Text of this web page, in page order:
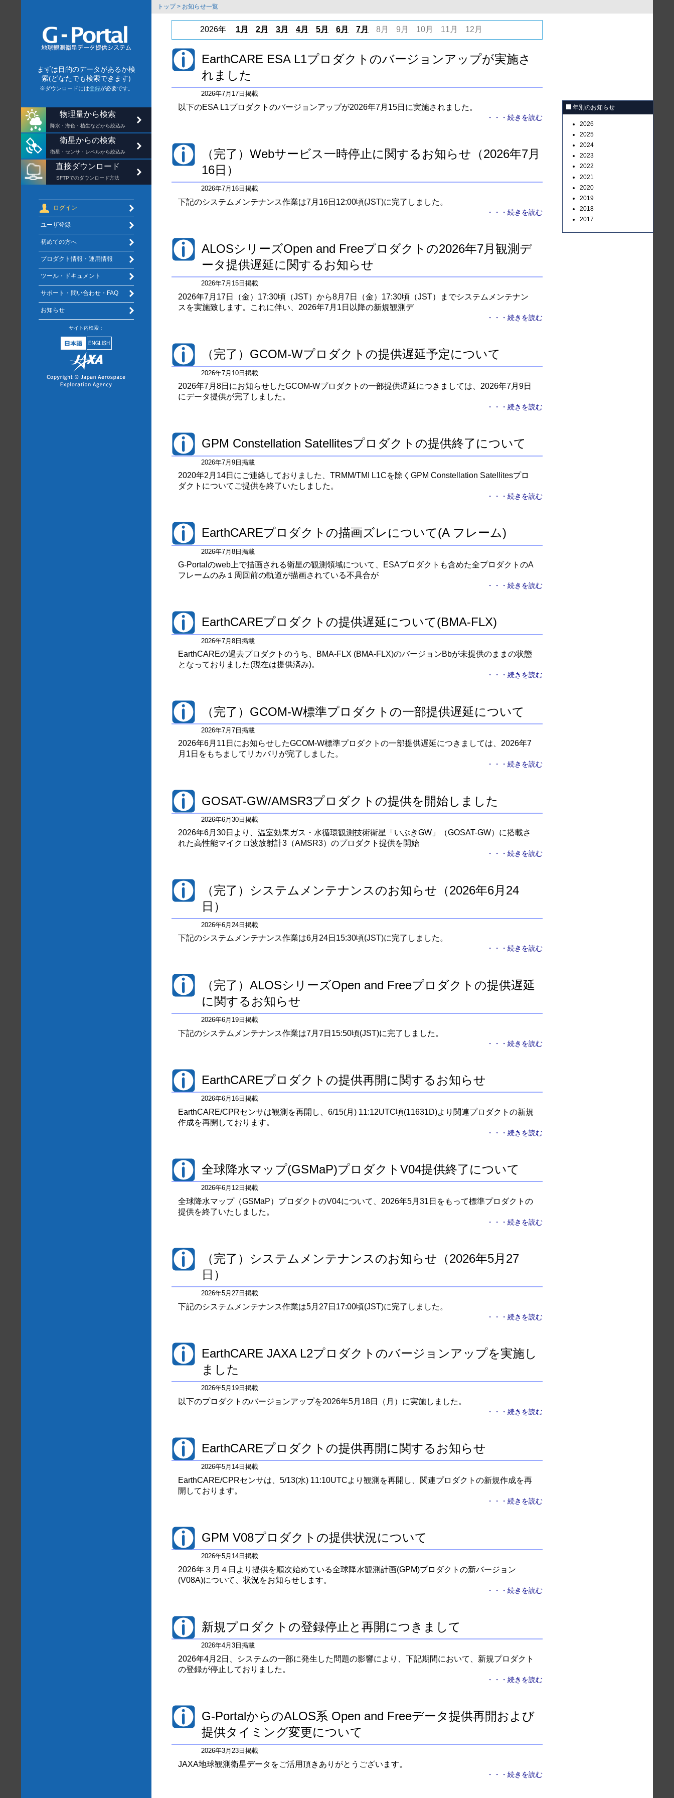
まずは目的のデータがあるか検
索(どなたでも検索できます)
※ダウンロードには登録が必要です。
物理量から検索
降水・海色・植生などから絞込み
衛星からの検索
衛星・センサ・レベルから絞込み
直接ダウンロード
SFTPでのダウンロード方法
ログイン
ユーザ登録
初めての方へ
プロダクト情報・運用情報
ツール・ドキュメント
サポート・問い合わせ・FAQ
お知らせ
サイト内検索：
トップ> お知らせ一覧
2026年 1月 2月 3月 4月 5月 6月 7月 8月 9月 10月 11月 12月
EarthCARE ESA L1プロダクトのバージョンアップが実施さ
れました
2026年7月17日掲載
以下のESA L1プロダクトのバージョンアップが2026年7月15日に実施されました。
・・・続きを読む
（完了）Webサービス一時停止に関するお知らせ（2026年7月
16日）
2026年7月16日掲載
下記のシステムメンテナンス作業は7月16日12:00頃(JST)に完了しました。
・・・続きを読む
ALOSシリーズOpen and Freeプロダクトの2026年7月観測デ
ータ提供遅延に関するお知らせ
2026年7月15日掲載
2026年7月17日（金）17:30頃（JST）から8月7日（金）17:30頃（JST）までシステムメンテナン
スを実施致します。これに伴い、2026年7月1日以降の新規観測デ
・・・続きを読む
（完了）GCOM-Wプロダクトの提供遅延予定について
2026年7月10日掲載
2026年7月8日にお知らせしたGCOM-Wプロダクトの一部提供遅延につきましては、2026年7月9日
にデータ提供が完了しました。
・・・続きを読む
GPM Constellation Satellitesプロダクトの提供終了について
2026年7月9日掲載
2020年2月14日にご連絡しておりました、TRMM/TMI L1Cを除くGPM Constellation Satellitesプロ
ダクトについてご提供を終了いたしました。
・・・続きを読む
EarthCAREプロダクトの描画ズレについて(A フレーム)
2026年7月8日掲載
G-Portalのweb上で描画される衛星の観測領域について、ESAプロダクトも含めた全プロダクトのA
フレームのみ１周回前の軌道が描画されている不具合が
・・・続きを読む
EarthCAREプロダクトの提供遅延について(BMA-FLX)
2026年7月8日掲載
EarthCAREの過去プロダクトのうち、BMA-FLX (BMA-FLX)のバージョンBbが未提供のままの状態
となっておりました(現在は提供済み)。
・・・続きを読む
（完了）GCOM-W標準プロダクトの一部提供遅延について
2026年7月7日掲載
2026年6月11日にお知らせしたGCOM-W標準プロダクトの一部提供遅延につきましては、2026年7
月1日をもちましてリカバリが完了しました。
・・・続きを読む
GOSAT-GW/AMSR3プロダクトの提供を開始しました
2026年6月30日掲載
2026年6月30日より、温室効果ガス・水循環観測技術衛星「いぶきGW」（GOSAT-GW）に搭載さ
れた高性能マイクロ波放射計3（AMSR3）のプロダクト提供を開始
・・・続きを読む
（完了）システムメンテナンスのお知らせ（2026年6月24
日）
2026年6月24日掲載
下記のシステムメンテナンス作業は6月24日15:30頃(JST)に完了しました。
・・・続きを読む
（完了）ALOSシリーズOpen and Freeプロダクトの提供遅延
に関するお知らせ
2026年6月19日掲載
下記のシステムメンテナンス作業は7月7日15:50頃(JST)に完了しました。
・・・続きを読む
EarthCAREプロダクトの提供再開に関するお知らせ
2026年6月16日掲載
EarthCARE/CPRセンサは観測を再開し、6/15(月) 11:12UTC頃(11631D)より関連プロダクトの新規
作成を再開しております。
・・・続きを読む
全球降水マップ(GSMaP)プロダクトV04提供終了について
2026年6月12日掲載
全球降水マップ（GSMaP）プロダクトのV04について、2026年5月31日をもって標準プロダクトの
提供を終了いたしました。
・・・続きを読む
（完了）システムメンテナンスのお知らせ（2026年5月27
日）
2026年5月27日掲載
下記のシステムメンテナンス作業は5月27日17:00頃(JST)に完了しました。
・・・続きを読む
EarthCARE JAXA L2プロダクトのバージョンアップを実施し
ました
2026年5月19日掲載
以下のプロダクトのバージョンアップを2026年5月18日（月）に実施しました。
・・・続きを読む
EarthCAREプロダクトの提供再開に関するお知らせ
2026年5月14日掲載
EarthCARE/CPRセンサは、5/13(水) 11:10UTCより観測を再開し、関連プロダクトの新規作成を再
開しております。
・・・続きを読む
GPM V08プロダクトの提供状況について
2026年5月14日掲載
2026年３月４日より提供を順次始めている全球降水観測計画(GPM)プロダクトの新バージョン
(V08A)について、状況をお知らせします。
・・・続きを読む
新規プロダクトの登録停止と再開につきまして
2026年4月3日掲載
2026年4月2日、システムの一部に発生した問題の影響により、下記期間において、新規プロダクト
の登録が停止しておりました。
・・・続きを読む
G-PortalからのALOS系 Open and Freeデータ提供再開および
提供タイミング変更について
2026年3月23日掲載
JAXA地球観測衛星データをご活用頂きありがとうございます。
・・・続きを読む
年別のお知らせ
2026
2025
2024
2023
2022
2021
2020
2019
2018
2017